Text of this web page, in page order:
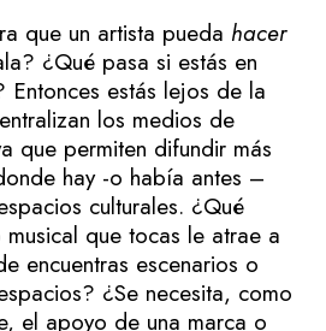
que un artista pueda hacer
¿Qué pasa si estás en
estás lejos de la
los medios de
que permiten difundir más
hay -o había antes –
culturales. ¿Qué
que tocas le atrae a
encuentras escenarios o
¿Se necesita, como
el apoyo de una marca o